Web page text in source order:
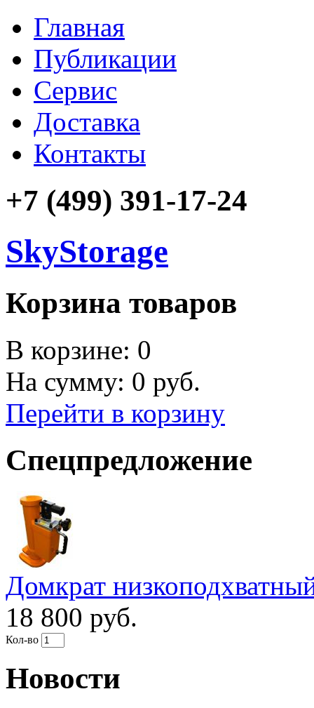
Главная
Публикации
Сервис
Доставка
Контакты
+7 (499) 391-17-24
SkyStorage
Корзина товаров
В корзине: 0
На сумму: 0 руб.
Перейти в корзину
Спецпредложение
Домкрат
18 800 руб.
Кол-во
Новости